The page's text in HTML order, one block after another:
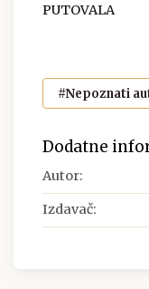
PUTOVALA
#Nepoznati
Dodatne
Autor:
Izdavač: